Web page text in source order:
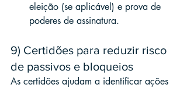
eleição (se aplicável) e prova de
poderes de assinatura.
9) Certidões para reduzir risco
de passivos e bloqueios
As certidões ajudam a identificar ações